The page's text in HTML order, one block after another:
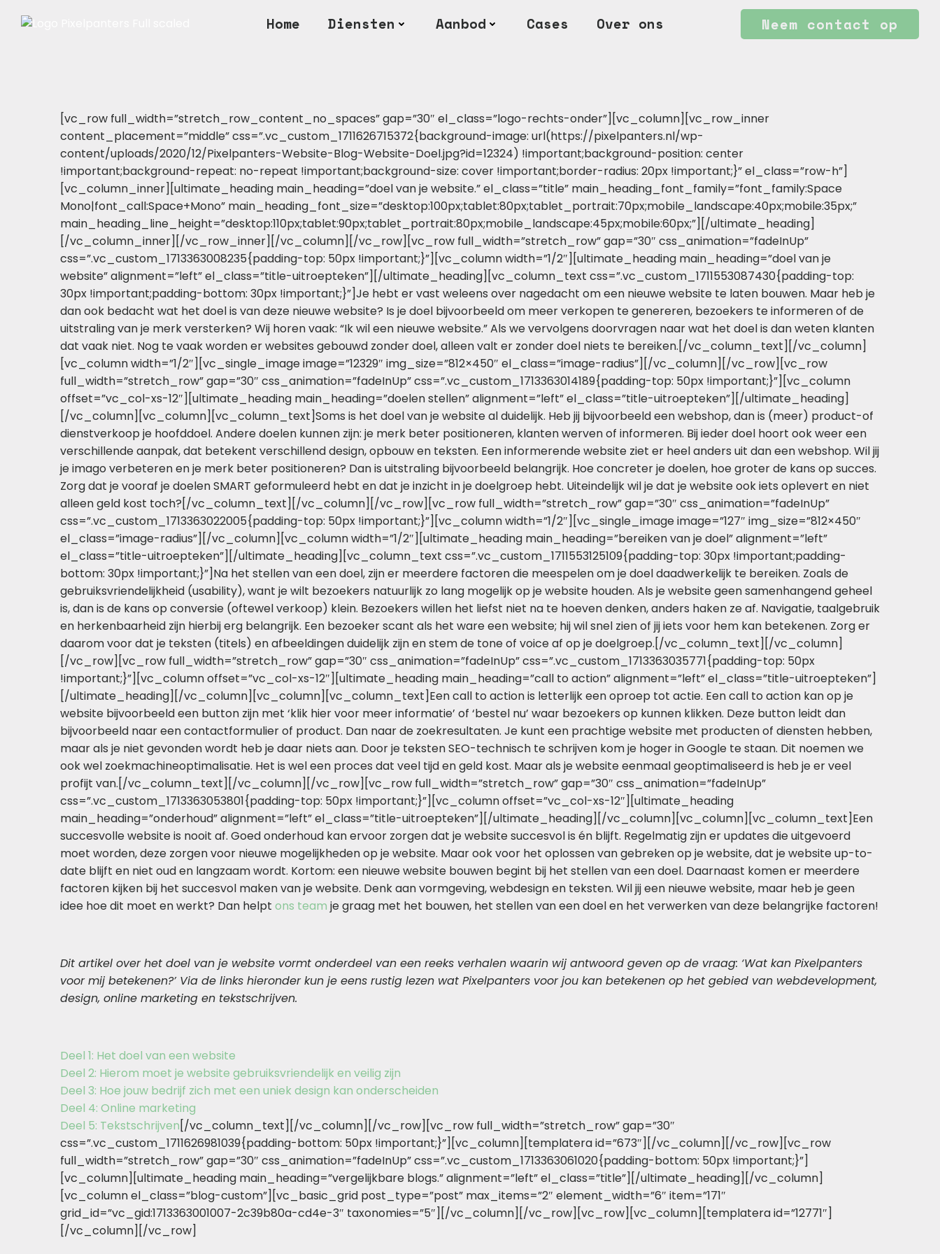
naar
Home Diensten Aanbod Cases Over ons Neem contact op
[vc_row full_width=”stretch_row_content_no_spaces” gap=”30″ el_class=”logo-rechts-onder”][vc_column][vc_row_inner
content_placement=”middle” css=”.vc_custom_1711626715372{background-image: url(https://pixelpanters.nl/wp-
content/uploads/2020/12/Pixelpanters-Website-Blog-Website-Doel.jpg?id=12324) !important;background-position: center
!important;background-repeat: no-repeat !important;background-size: cover !important;border-radius: 20px !important;}” el_class=”row-h”]
[vc_column_inner][ultimate_heading main_heading=”doel van je website.” el_class=”title” main_heading_font_family=”font_family:Space
Mono|font_call:Space+Mono” main_heading_font_size=”desktop:100px;tablet:80px;tablet_portrait:70px;mobile_landscape:40px;mobile:35px;”
main_heading_line_height=”desktop:110px;tablet:90px;tablet_portrait:80px;mobile_landscape:45px;mobile:60px;”][/ultimate_heading]
[/vc_column_inner][/vc_row_inner][/vc_column][/vc_row][vc_row full_width=”stretch_row” gap=”30″ css_animation=”fadeInUp”
css=”.vc_custom_1713363008235{padding-top: 50px !important;}”][vc_column width=”1/2″][ultimate_heading main_heading=”doel van je
website” alignment=”left” el_class=”title-uitroepteken”][/ultimate_heading][vc_column_text css=”.vc_custom_1711553087430{padding-top:
30px !important;padding-bottom: 30px !important;}”]Je hebt er vast weleens over nagedacht om een nieuwe website te laten bouwen. Maar heb je
dan ook bedacht wat het doel is van deze nieuwe website? Is je doel bijvoorbeeld om meer verkopen te genereren, bezoekers te informeren of de
uitstraling van je merk versterken? Wij horen vaak: “Ik wil een nieuwe website.” Als we vervolgens doorvragen naar wat het doel is dan weten klanten
dat vaak niet. Nog te vaak worden er websites gebouwd zonder doel, alleen valt er zonder doel niets te bereiken.[/vc_column_text][/vc_column]
[vc_column width=”1/2″][vc_single_image image=”12329″ img_size=”812×450″ el_class=”image-radius”][/vc_column][/vc_row][vc_row
full_width=”stretch_row” gap=”30″ css_animation=”fadeInUp” css=”.vc_custom_1713363014189{padding-top: 50px !important;}”][vc_column
offset=”vc_col-xs-12″][ultimate_heading main_heading=”doelen stellen” alignment=”left” el_class=”title-uitroepteken”][/ultimate_heading]
[/vc_column][vc_column][vc_column_text]Soms is het doel van je website al duidelijk. Heb jij bijvoorbeeld een webshop, dan is (meer) product-of
dienstverkoop je hoofddoel. Andere doelen kunnen zijn: je merk beter positioneren, klanten werven of informeren. Bij ieder doel hoort ook weer een
verschillende aanpak, dat betekent verschillend design, opbouw en teksten. Een informerende website ziet er heel anders uit dan een webshop. Wil jij
je imago verbeteren en je merk beter positioneren? Dan is uitstraling bijvoorbeeld belangrijk. Hoe concreter je doelen, hoe groter de kans op succes.
Zorg dat je vooraf je doelen SMART geformuleerd hebt en dat je inzicht in je doelgroep hebt. Uiteindelijk wil je dat je website ook iets oplevert en niet
alleen geld kost toch?[/vc_column_text][/vc_column][/vc_row][vc_row full_width=”stretch_row” gap=”30″ css_animation=”fadeInUp”
css=”.vc_custom_1713363022005{padding-top: 50px !important;}”][vc_column width=”1/2″][vc_single_image image=”127″ img_size=”812×450″
el_class=”image-radius”][/vc_column][vc_column width=”1/2″][ultimate_heading main_heading=”bereiken van je doel” alignment=”left”
el_class=”title-uitroepteken”][/ultimate_heading][vc_column_text css=”.vc_custom_1711553125109{padding-top: 30px !important;padding-
bottom: 30px !important;}”]Na het stellen van een doel, zijn er meerdere factoren die meespelen om je doel daadwerkelijk te bereiken. Zoals de
gebruiksvriendelijkheid (usability), want je wilt bezoekers natuurlijk zo lang mogelijk op je website houden. Als je website geen samenhangend geheel
is, dan is de kans op conversie (oftewel verkoop) klein. Bezoekers willen het liefst niet na te hoeven denken, anders haken ze af. Navigatie, taalgebruik
en herkenbaarheid zijn hierbij erg belangrijk. Een bezoeker scant als het ware een website; hij wil snel zien of jij iets voor hem kan betekenen. Zorg er
daarom voor dat je teksten (titels) en afbeeldingen duidelijk zijn en stem de tone of voice af op je doelgroep.[/vc_column_text][/vc_column]
[/vc_row][vc_row full_width=”stretch_row” gap=”30″ css_animation=”fadeInUp” css=”.vc_custom_1713363035771{padding-top: 50px
!important;}”][vc_column offset=”vc_col-xs-12″][ultimate_heading main_heading=”call to action” alignment=”left” el_class=”title-uitroepteken”]
[/ultimate_heading][/vc_column][vc_column][vc_column_text]Een call to action is letterlijk een oproep tot actie. Een call to action kan op je
website bijvoorbeeld een button zijn met ‘klik hier voor meer informatie’ of ‘bestel nu’ waar bezoekers op kunnen klikken. Deze button leidt dan
bijvoorbeeld naar een contactformulier of product. Dan naar de zoekresultaten. Je kunt een prachtige website met producten of diensten hebben,
maar als je niet gevonden wordt heb je daar niets aan. Door je teksten SEO-technisch te schrijven kom je hoger in Google te staan. Dit noemen we
ook wel zoekmachineoptimalisatie. Het is wel een proces dat veel tijd en geld kost. Maar als je website eenmaal geoptimaliseerd is heb je er veel
profijt van.[/vc_column_text][/vc_column][/vc_row][vc_row full_width=”stretch_row” gap=”30″ css_animation=”fadeInUp”
css=”.vc_custom_1713363053801{padding-top: 50px !important;}”][vc_column offset=”vc_col-xs-12″][ultimate_heading
main_heading=”onderhoud” alignment=”left” el_class=”title-uitroepteken”][/ultimate_heading][/vc_column][vc_column][vc_column_text]Een
succesvolle website is nooit af. Goed onderhoud kan ervoor zorgen dat je website succesvol is én blijft. Regelmatig zijn er updates die uitgevoerd
moet worden, deze zorgen voor nieuwe mogelijkheden op je website. Maar ook voor het oplossen van gebreken op je website, dat je website up-to-
date blijft en niet oud en langzaam wordt. Kortom: een nieuwe website bouwen begint bij het stellen van een doel. Daarnaast komen er meerdere
factoren kijken bij het succesvol maken van je website. Denk aan vormgeving, webdesign en teksten. Wil jij een nieuwe website, maar heb je geen
idee hoe dit moet en werkt? Dan helpt ons team je graag met het bouwen, het stellen van een doel en het verwerken van deze belangrijke factoren!
Dit artikel over het doel van je website vormt onderdeel van een reeks verhalen waarin wij antwoord geven op de vraag: ‘Wat kan Pixelpanters
voor mij betekenen?’ Via de links hieronder kun je eens rustig lezen wat Pixelpanters voor jou kan betekenen op het gebied van webdevelopment,
design, online marketing en tekstschrijven.
Deel 1: Het doel van een website
Deel 2: Hierom moet je website gebruiksvriendelijk en veilig zijn
Deel 3: Hoe jouw bedrijf zich met een uniek design kan onderscheiden
Deel 4: Online marketing
Deel 5: Tekstschrijven[/vc_column_text][/vc_column][/vc_row][vc_row full_width=”stretch_row” gap=”30″
css=”.vc_custom_1711626981039{padding-bottom: 50px !important;}”][vc_column][templatera id=”673″][/vc_column][/vc_row][vc_row
full_width=”stretch_row” gap=”30″ css_animation=”fadeInUp” css=”.vc_custom_1713363061020{padding-bottom: 50px !important;}”]
[vc_column][ultimate_heading main_heading=”vergelijkbare blogs.” alignment=”left” el_class=”title”][/ultimate_heading][/vc_column]
[vc_column el_class=”blog-custom”][vc_basic_grid post_type=”post” max_items=”2″ element_width=”6″ item=”171″
grid_id=”vc_gid:1713363001007-2c39b80a-cd4e-3″ taxonomies=”5″][/vc_column][/vc_row][vc_row][vc_column][templatera id=”12771″]
[/vc_column][/vc_row]